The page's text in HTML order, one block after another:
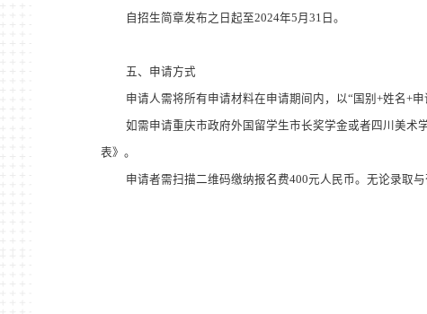
自招生简章发布之日起至2024年5月 31 日。
五、申请方式
申请人需将所有申请材料在申请期间内，以“国别+姓名+
如需申请重庆市政府外国留学生市长奖学金或者四川美术
表》。
申请者需扫描二维码缴纳报名费400元人民币。无论录取